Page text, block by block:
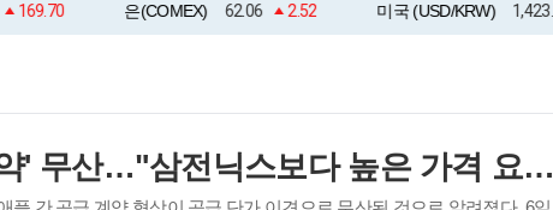
은(COMEX) 62.06 2.52 미국 (USD/KRW) 1,423.50 0.00
中 창신메모리, 애플 '공급 계약' 무산…"삼전닉스보다 높은 가격 요구"